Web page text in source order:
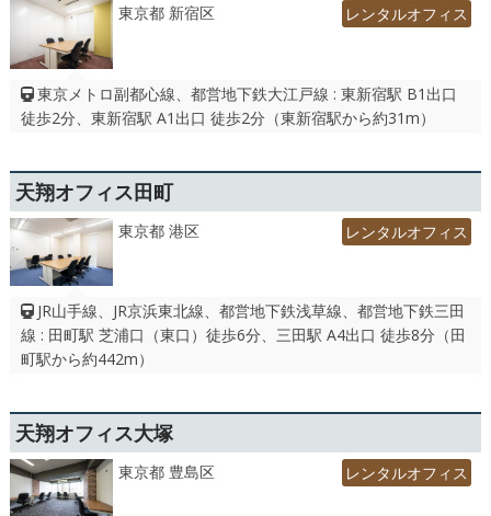
東京都 新宿区 レンタルオフィス
東京メトロ副都心線、都営地下鉄大江戸線 : 東新宿駅 B1出口
徒歩2分、東新宿駅 A1出口 徒歩2分（東新宿駅から約31m）
天翔オフィス田町
東京都 港区 レンタルオフィス
JR山手線、JR京浜東北線、都営地下鉄浅草線、都営地下鉄三田
線 : 田町駅 芝浦口（東口）徒歩6分、三田駅 A4出口 徒歩8分（田
町駅から約442m）
天翔オフィス大塚
東京都 豊島区 レンタルオフィス